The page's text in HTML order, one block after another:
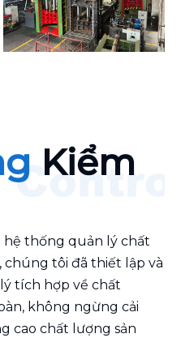
Kiểm
thống quản lý chất
chúng tôi đã thiết lập và
tích hợp về chất
không ngừng cải
cao chất lượng sản